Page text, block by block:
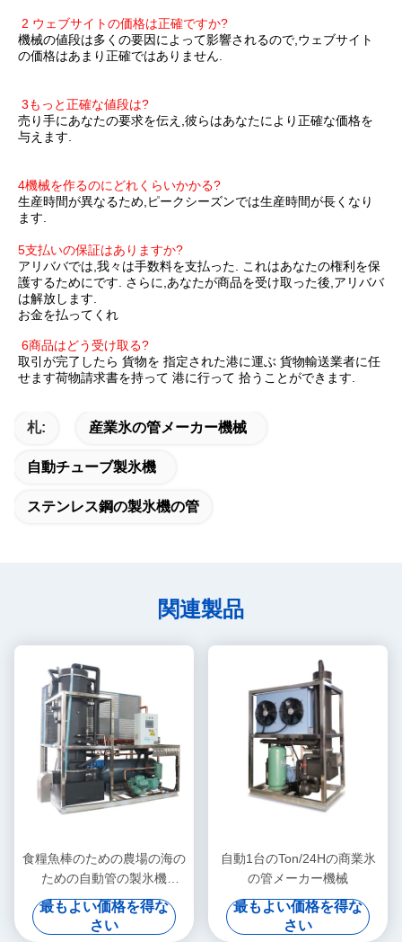
2 ウェブサイトの価格は正確ですか?
機械の値段は多くの要因によって影響されるので,ウェブサイト
の価格はあまり正確ではありません.
3もっと正確な値段は?
売り手にあなたの要求を伝え,彼らはあなたにより正確な価格を
与えます.
4機械を作るのにどれくらいかかる?
生産時間が異なるため,ピークシーズンでは生産時間が長くなり
ます.
5支払いの保証はありますか?
アリババでは,我々は手数料を支払った. これはあなたの権利を保
護するためにです. さらに,あなたが商品を受け取った後,アリババ
は解放します.
お金を払ってくれ
6商品はどう受け取る?
取引が完了したら 貨物を 指定された港に運ぶ 貨物輸送業者に任
せます荷物請求書を持って 港に行って 拾うことができます.
札: 産業氷の管メーカー機械
自動チューブ製氷機
ステンレス鋼の製氷機の管
関連製品
食糧魚棒のための農場の海の
ための自動管の製氷機
10T/24H コマーシャル
最もよい価格を得な
さい
自動1台のTon/24Hの商業氷
の管メーカー機械
最もよい価格を得な
さい